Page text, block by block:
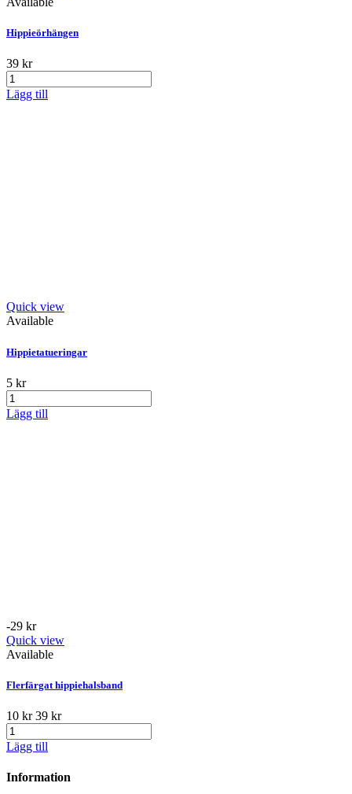
Hippieörhängen
39 kr
Lägg till
Quick view
Available
Hippietatueringar
5 kr
Lägg till
-29 kr
Quick view
Available
Flerfärgat hippiehalsband
10 kr39 kr
Lägg till
Information